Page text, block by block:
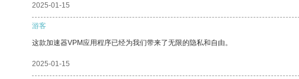
2025-01-15
游客
这款加速器VPM应用程序已经为我们带来了无限的隐私和自由。
2025-01-15